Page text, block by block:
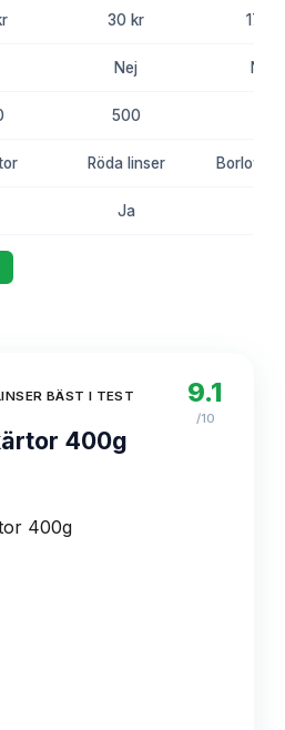
30 kr 17 kr
Nej Nej
500
Röda linser
Ja
BÄST I TEST
400g
9.1
/10